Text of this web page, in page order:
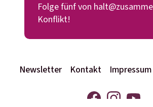
Folge fünf von
Konflikt!
Newsletter Kontakt Impressum